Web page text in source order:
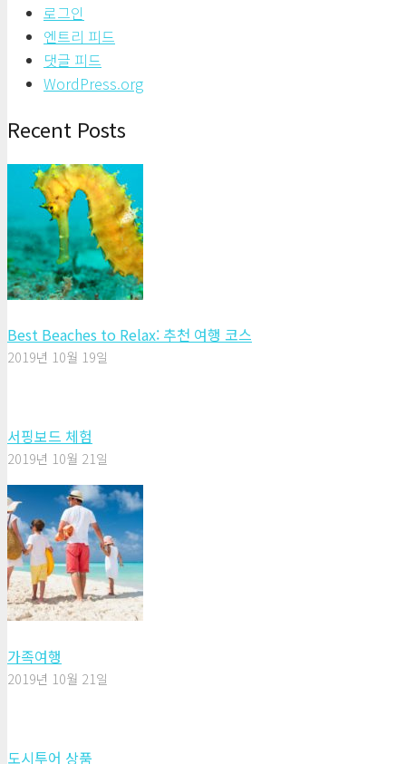
로그인
엔트리 피드
댓글 피드
WordPress.org
Recent Posts
Best Beaches to Relax: 추천 여행 코스
2019년 10월 19일
서핑보드 체험
2019년 10월 21일
가족여행
2019년 10월 21일
도시투어 상품